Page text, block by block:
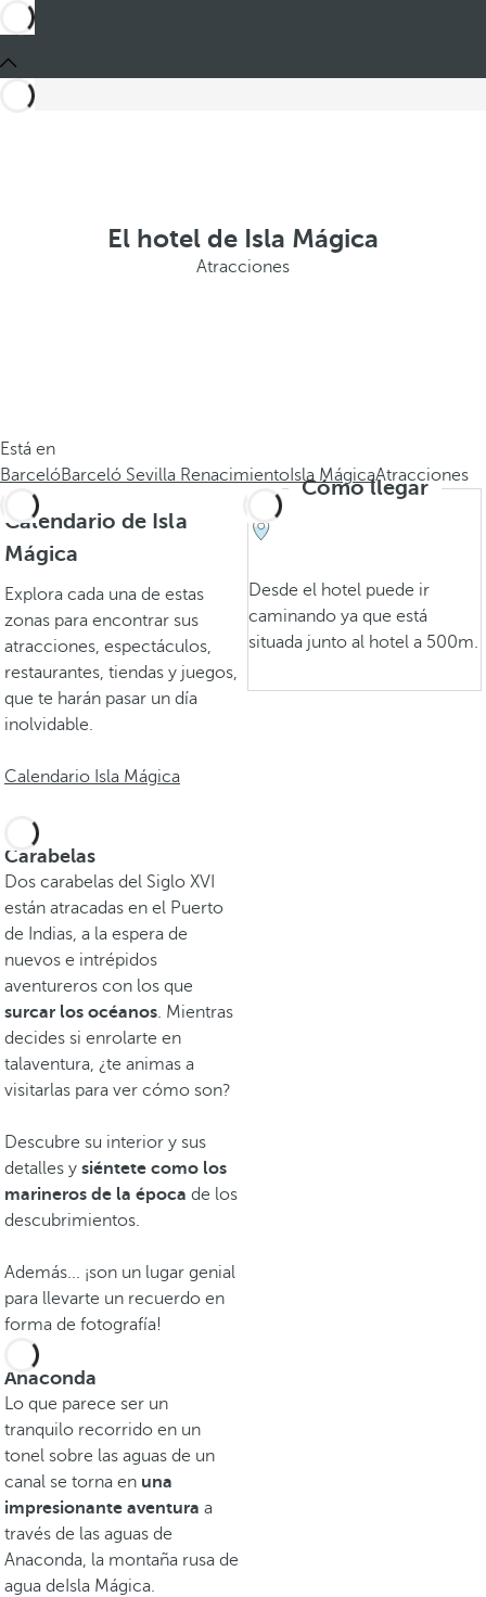
El hotel de Isla Mágica
Atracciones
Está en
BarcelóBarceló Sevilla Renacimiento Isla MágicaAtracciones
Calendario de Isla
Mágica
Explora cada una de estas
zonas para encontrar sus
atracciones, espectáculos,
restaurantes, tiendas y juegos,
que te harán pasar un día
inolvidable.
Calendario Isla Mágica
Carabelas
Dos carabelas del Siglo XVI
están atracadas en el Puerto
de Indias, a la espera de
nuevos e intrépidos
aventureros con los que
surcar los océanos. Mientras
decides si enrolarte en
talaventura, ¿te animas a
visitarlas para ver cómo son?
Descubre su interior y sus
detalles y siéntete como los
marineros de la época de los
descubrimientos.
Además... ¡son un lugar genial
para llevarte un recuerdo en
forma de fotografía!
Anaconda
Lo que parece ser un
tranquilo recorrido en un
tonel sobre las aguas de un
canal se torna en una
impresionante aventura a
través de las aguas de
Anaconda, la montaña rusa de
agua deIsla Mágica.
Cómo llegar
Desde el hotel puede ir
caminando ya que está
situada junto al hotel a 500m.